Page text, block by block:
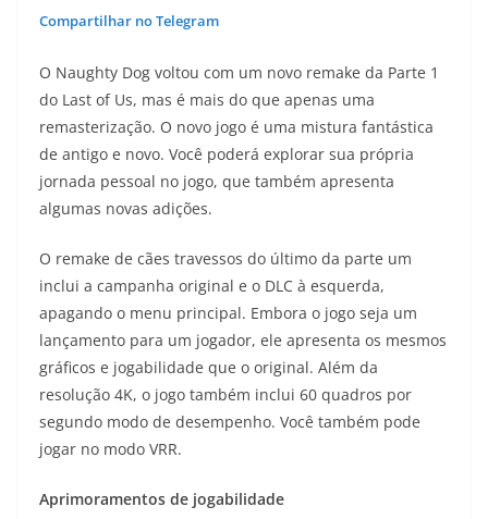
Compartilhar no Telegram
O Naughty Dog voltou com um novo remake da Parte 1
do Last of Us, mas é mais do que apenas uma
remasterização. O novo jogo é uma mistura fantástica
de antigo e novo. Você poderá explorar sua própria
jornada pessoal no jogo, que também apresenta
algumas novas adições.
O remake de cães travessos do último da parte um
inclui a campanha original e o DLC à esquerda,
apagando o menu principal. Embora o jogo seja um
lançamento para um jogador, ele apresenta os mesmos
gráficos e jogabilidade que o original. Além da
resolução 4K, o jogo também inclui 60 quadros por
segundo modo de desempenho. Você também pode
jogar no modo VRR.
Aprimoramentos de jogabilidade